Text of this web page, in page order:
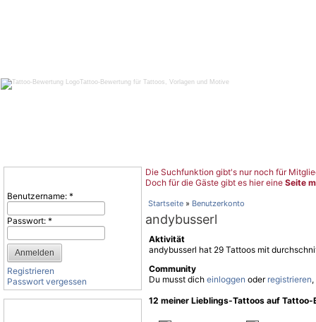
Tattoo-Bewertung für Tattoos, Vorlagen und Motive
Benutzername: *
Passwort: *
Registrieren
Passwort vergessen
Die Suchfunktion gibt's nur noch für
Doch für die Gäste gibt es hier eine Seite
Startseite » Benutzerkonto
andybusserl
Aktivität
andybusserl hat 29 Tattoos mit
Community
Du musst dich einloggen oder registrieren
12 meiner Lieblings-Tattoos auf